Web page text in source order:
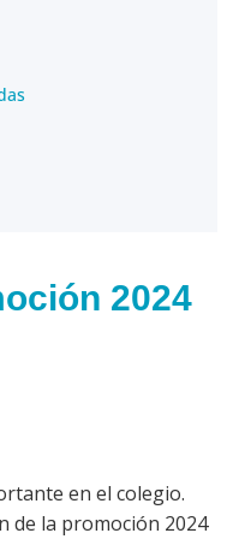
2024
en el colegio.
de la promoción 2024